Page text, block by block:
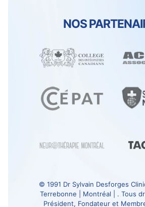
NOS
© 1991 Dr Sylvain Desforges
Terrebonne | Montréal | . Tous
Président, Fondateur et